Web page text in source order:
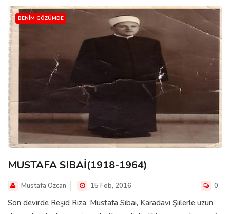
BENIM GÖZÜMDE
MUSTAFA SIBAİ(1918-1964)
Mustafa Ozcan 15 Feb, 2016 0
Son devirde Reşid Rıza, Mustafa Sıbai, Karadavi Şiilerle uzun